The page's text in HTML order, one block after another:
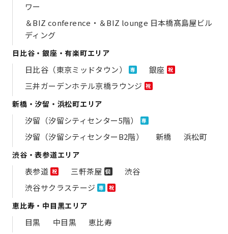
ワー
＆BIZ conference・＆BIZ lounge 日本橋髙島屋ビル
ディング
日比谷・銀座・有楽町エリア
日比谷（東京ミッドタウン） 専 銀座 祝
三井ガーデンホテル京橋ラウンジ 祝
新橋・汐留・浜松町エリア
汐留（汐留シティセンター5階） 専
汐留（汐留シティセンターB2階） 新橋 浜松町
渋谷・表参道エリア
表参道 祝 三軒茶屋 個
渋谷
渋谷サクラステージ 専 祝
恵比寿・中目黒エリア
目黒 中目黒 恵比寿